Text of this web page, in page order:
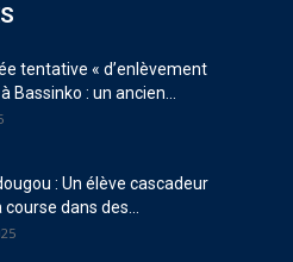
tentative « d’enlèvement
Bassinko : un ancien...
: Un élève cascadeur
dans des...